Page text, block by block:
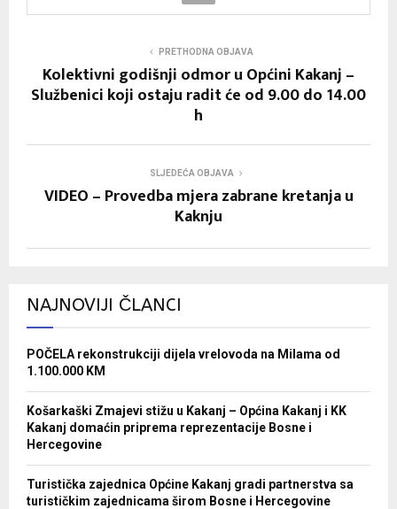
PRETHODNA OBJAVA
Kolektivni godišnji odmor u Općini Kakanj –
Službenici koji ostaju radit će od 9.00 do 14.00
h
SLJEDEĆA OBJAVA
VIDEO – Provedba mjera zabrane kretanja u
Kaknju
NAJNOVIJI ČLANCI
POČELA rekonstrukciji dijela vrelovoda na Milama od
1.100.000 KM
Košarkaški Zmajevi stižu u Kakanj – Općina Kakanj i KK
Kakanj domaćin priprema reprezentacije Bosne i
Hercegovine
Turistička zajednica Općine Kakanj gradi partnerstva sa
turističkim zajednicama širom Bosne i Hercegovine